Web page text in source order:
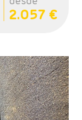
2.057 €
Sagrado,
Cusco.